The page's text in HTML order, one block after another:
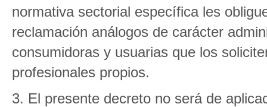
normativa sectorial específica les
reclamación análogos de carácter
consumidoras y usuarias que los
profesionales propios.
3. El presente decreto no será de